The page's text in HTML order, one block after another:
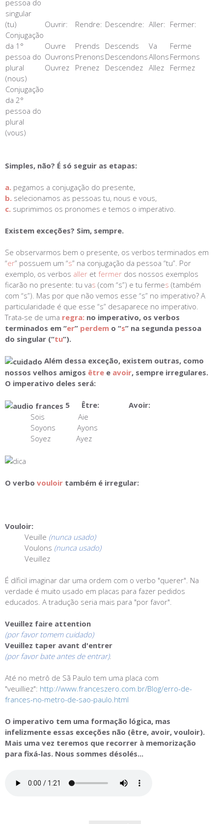
pessoa do
singular
(tu)
Conjugação
da 1°
pessoa do
plural
(nous)
Conjugação
da 2°
pessoa do
plural
(vous)
Ouvrir:
Ouvre
Ouvrons
Ouvrez
Rendre:
Prends
Prenons
Prenez
Descendre:
Descends
Descendons
Descendez
Aller:
Va
Allons
Allez
Fermer:
Ferme
Fermons
Fermez
Simples, não? É só seguir as etapas:
a. pegamos a conjugação do presente,
b. selecionamos as pessoas tu, nous e vous,
c. suprimimos os pronomes e temos o imperativo.
Existem exceções? Sim, sempre.
Se observarmos bem o presente, os verbos terminados em
“er” possuem um “s” na conjugação da pessoa “tu”. Por
exemplo, os verbos aller et fermer dos nossos exemplos
ficarão no presente: tu vas (com “s”) e tu fermes (também
com “s”). Mas por que não vemos esse “s” no imperativo? A
particularidade é que esse “s” desaparece no imperativo.
Trata-se de uma regra: no imperativo, os verbos
terminados em “er” perdem o “s” na segunda pessoa
do singular (“tu”).
Além dessa exceção, existem outras, como
nossos velhos amigos être e avoir, sempre irregulares.
O imperativo deles será:
5 Être: Avoir:
Sois Aie
Soyons Ayons
Soyez Ayez
O verbo vouloir também é irregular:
Vouloir:
Veuille (nunca usado)
Voulons (nunca usado)
Veuillez
É díficil imaginar dar uma ordem com o verbo "querer". Na
verdade é muito usado em placas para fazer pedidos
educados. A tradução seria mais para "por favor".
Veuillez faire attention
(por favor tomem cuidado)
Veuillez taper avant d'entrer
(por favor bate antes de entrar).
Até no metrô de Sã Paulo tem uma placa com
"veuilliez": http://www.franceszero.com.br/Blog/erro-de-
frances-no-metro-de-sao-paulo.html
O imperativo tem uma formação lógica, mas
infelizmente essas exceções não (être, avoir, vouloir).
Mais uma vez teremos que recorrer à memorização
para fixá-las. Nous sommes désolés...